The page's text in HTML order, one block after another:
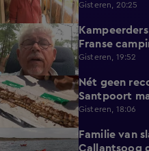
Gisteren, 20:25
1:06
Franse
gelaten'
Gisteren, 19:52
1:38
Nét geen
Santpoort
Gisteren, 18:06
1:08
Familie van
Callantsoog